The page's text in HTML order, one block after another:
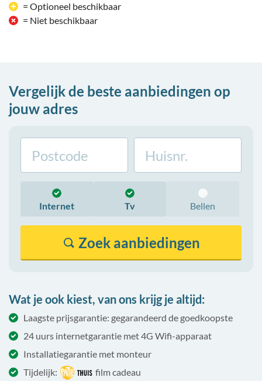
= Optioneel beschikbaar
= Niet beschikbaar
Vergelijk de beste aanbiedingen op
jouw adres
Internet Tv Bellen
Zoek aanbiedingen
Wat je ook kiest, van ons krijg je altijd:
Laagste prijsgarantie: gegarandeerd de goedkoopste
24 uurs internetgarantie met 4G Wifi-apparaat
Installatiegarantie met monteur
Tijdelijk:
film cadeau